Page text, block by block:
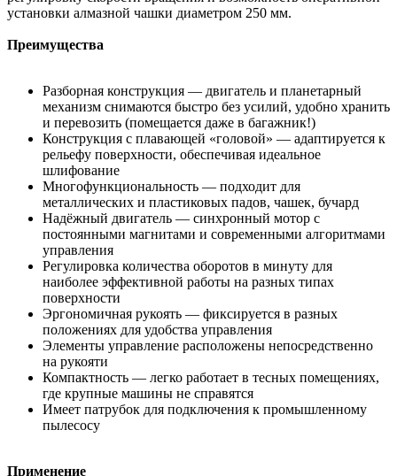
установки алмазной чашки диаметром 250 мм.
Преимущества
Разборная конструкция — двигатель и планетарный
механизм снимаются быстро без усилий, удобно хранить
и перевозить (помещается даже в багажник!)
Конструкция с плавающей «головой» — адаптируется к
рельефу поверхности, обеспечивая идеальное
шлифование
Многофункциональность — подходит для
металлических и пластиковых падов, чашек, бучард
Надёжный двигатель — синхронный мотор с
постоянными магнитами и современными алгоритмами
управления
Регулировка количества оборотов в минуту для
наиболее эффективной работы на разных типах
поверхности
Эргономичная рукоять — фиксируется в разных
положениях для удобства управления
Элементы управление расположены непосредственно
на рукояти
Компактность — легко работает в тесных помещениях,
где крупные машины не справятся
Имеет патрубок для подключения к промышленному
пылесосу
Применение